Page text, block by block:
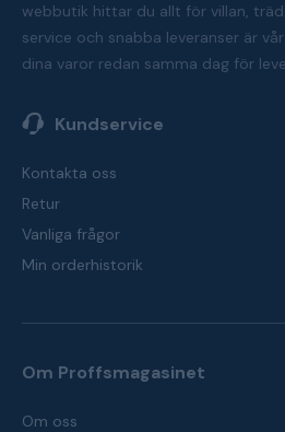
webbutik hittar du allt för villan,
service och snabba leveranser är
dina varor redan samma dag för
Kundservice
Kontakta oss
Retur
Vanliga frågor
Min orderhistorik
Om Proffsmagasinet
Om oss